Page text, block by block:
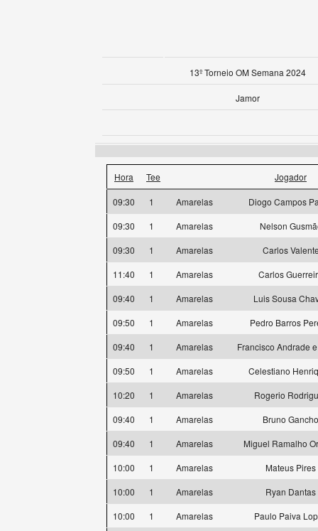
13º Torneio OM Semana 2024
Jamor
Hora Tee Jogador
09:30 1 Amarelas
Diogo Campos
09:30
1 Amarelas
Nelson
09:30
1 Amarelas
Carlos
11:40
1 Amarelas
Carlos
09:40
1 Amarelas
Luis Sousa
09:50
1 Amarelas
Pedro Barros
09:40
1 Amarelas
Francisco Andrade
09:50
1 Amarelas
Celestiano
10:20
1 Amarelas
Rogerio
09:40
1 Amarelas
Bruno Gancho
09:40
1 Amarelas
Miguel Ramalho
10:00
1 Amarelas
Mateus Pires
10:00
1 Amarelas
Ryan Dantas
10:00
1 Amarelas
Paulo Paiva